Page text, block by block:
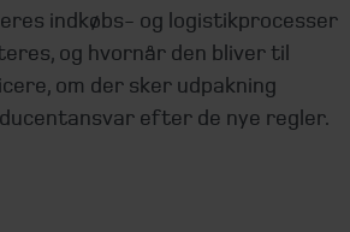
indkøbs- og logistikprocesser
og hvornår den bliver til
om der sker udpakning
efter de nye regler.